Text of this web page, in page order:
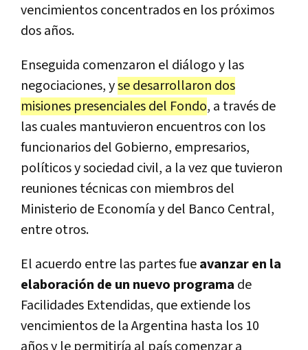
vencimientos concentrados en los próximos
dos años.
Enseguida comenzaron el diálogo y las
negociaciones, yse desarrollaron dos
misiones presenciales del Fondo, a través de
las cuales mantuvieron encuentros con los
funcionarios del Gobierno, empresarios,
políticos y sociedad civil, a la vez que tuvieron
reuniones técnicas con miembros del
Ministerio de Economía y del Banco Central,
entre otros.
El acuerdo entre las partes fueavanzar en la
elaboración de un nuevo programa de
Facilidades Extendidas, que extiende los
vencimientos de la Argentina hasta los 10